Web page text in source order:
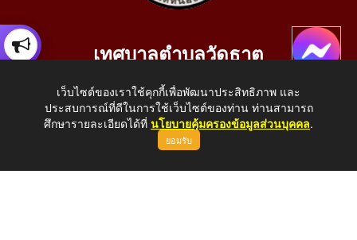
เทศบาลตำบลวัดธาตุ
อ.เมือง จ.หนองคาย 43000
โทรศัพท์: 042-414758 โทรสาร: 042-414759
E-Mail: saraban_05430110@dla.go.th
เว็บไซต์ของเราใช้คุกกี้เพื่อพัฒนาประสิทธิภาพ และ
ประสบการณ์ที่ดีในการใช้เว็บไซต์ของท่าน ท่านสามารถ
ศึกษารายละเอียดได้ที่ นโยบายคุ้มครองข้อมูลส่วนบุคคล.
ยอมรับ